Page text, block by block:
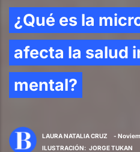
¿Qué es la
afecta la salud
mental?
LAURA NATALIA CRUZ
-
ILUSTRACIÓN: JORGE TUKAN